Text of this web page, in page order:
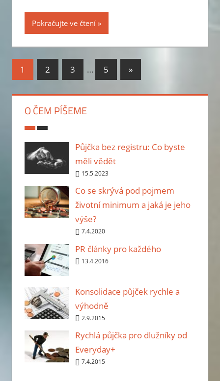
Pokračujte ve čtení
Stránkování
příspěvků
1 2 3 … 5
Next
Posts
»
O ČEM PÍŠEME
Půjčka bez registru: Co byste
měli vědět
15.5.2023
Co se skrývá pod pojmem
životní minimum a jaká je jeho
výše?
7.4.2020
PR články pro každého
13.4.2016
Konsolidace půjček rychle a
výhodně
2.9.2015
Rychlá půjčka pro dlužníky od
Everyday+
7.4.2015